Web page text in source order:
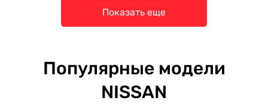
Показать еще
Популярные модели
NISSAN